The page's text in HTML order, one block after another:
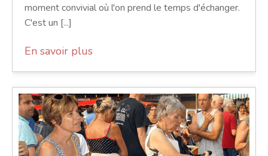
moment convivial où l'on prend le temps d'échanger.
C'est un [...]
En savoir plus